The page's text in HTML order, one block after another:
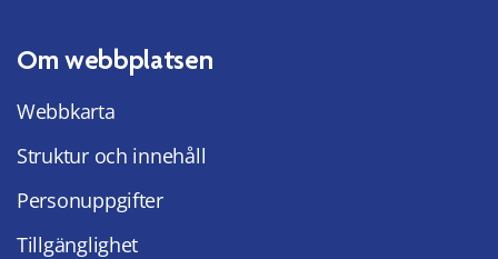
Om webbplatsen
Webbkarta
Struktur och innehåll
Personuppgifter
Tillgänglighet